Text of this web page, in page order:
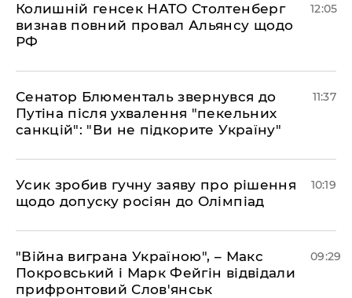
Колишній генсек НАТО Столтенберг
визнав повний провал Альянсу щодо
РФ
12:05
Сенатор Блюменталь звернувся до
Путіна після ухвалення "пекельних
санкцій": "Ви не підкорите Україну"
11:37
Усик зробив гучну заяву про рішення
щодо допуску росіян до Олімпіад
10:19
"Війна виграна Україною", – Макс
Покровський і Марк Фейгін відвідали
прифронтовий Слов'янськ
09:29